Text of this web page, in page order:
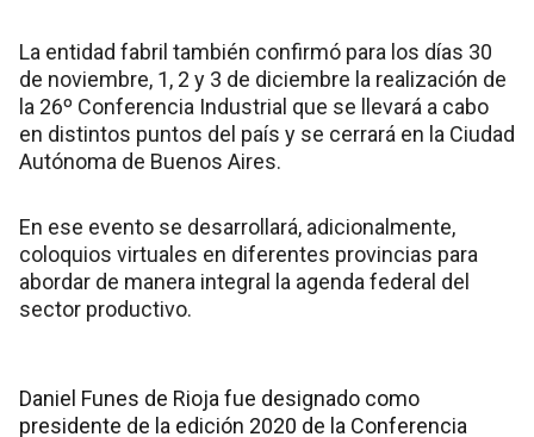
La entidad fabril también confirmó para los días 30
de noviembre, 1, 2 y 3 de diciembre la realización de
la 26º Conferencia Industrial que se llevará a cabo
en distintos puntos del país y se cerrará en la Ciudad
Autónoma de Buenos Aires.
En ese evento se desarrollará, adicionalmente,
coloquios virtuales en diferentes provincias para
abordar de manera integral la agenda federal del
sector productivo.
Daniel Funes de Rioja fue designado como
presidente de la edición 2020 de la Conferencia